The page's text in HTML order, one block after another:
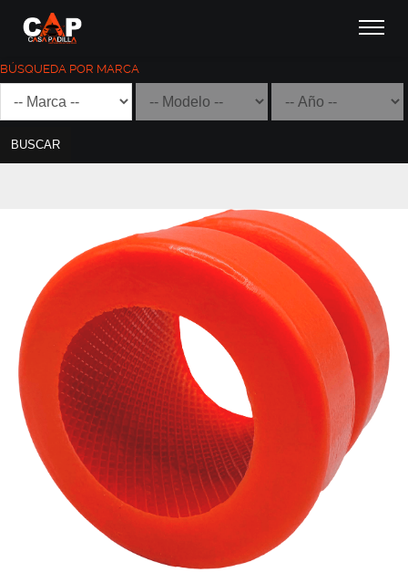
BÚSQUEDA POR MARCA
BUSCAR